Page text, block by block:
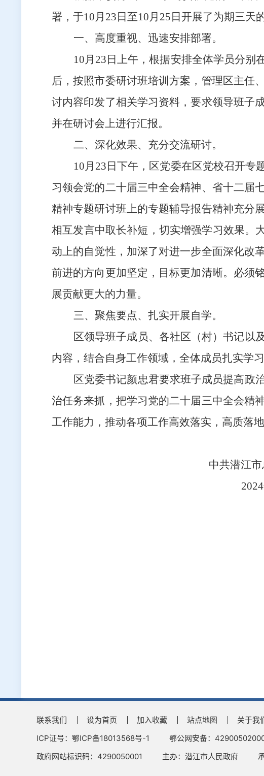
署，于10月23日至10月25日开展了为期三天
一、高度重视、迅速安排部署。
10月23日上午，根据安排全体学员分别
后，按照市委研讨班培训方案，管理区主任
讨内容印发了相关学习资料，要求领导班子
并在研讨会上进行汇报。
二、深化效果、充分交流研讨。
10月23日下午，区党委在区党校召开专
习领会党的二十届三中全会精神、省十二届
精神专题研讨班上的专题辅导报告精神充分
相互发言中取长补短，切实增强学习效果。
动上的自觉性，加深了对进一步全面深化改
前进的方向更加坚定，目标更加清晰。必须
展贡献更大的力量。
三、聚焦要点、扎实开展自学。
区领导班子成员、各社区（村）书记以
内容，结合自身工作领域，全体成员扎实学
区党委书记颜忠君要求班子成员提高政
治任务来抓，把学习党的二十届三中全会精
工作能力，推动各项工作高效落实，高质落地
中共潜江市
2024
联系我们 设为首页 加入收藏 站点地图
关于我
ICP证号：鄂ICP备18013568号-1
鄂公网安备：
政府网站标识码：4290050001
主办：潜江市人民政府